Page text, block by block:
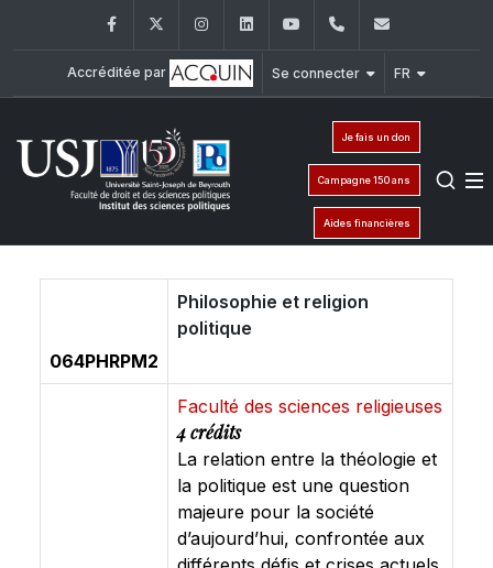
FacebookTwitter InstagramLinkedInYouTube+961 (1) 421 443
Accréditée par Se connecter FR
Je fais un don
Campagne 150 ans
Aides financières
064PHRPM2
Philosophie et religion
politique
Faculté des sciences religieuses
4 crédits
La relation entre la théologie et
la politique est une question
majeure pour la société
d’aujourd’hui, confrontée aux